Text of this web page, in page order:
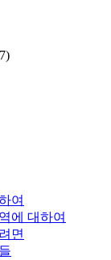
여
에 대하여
면